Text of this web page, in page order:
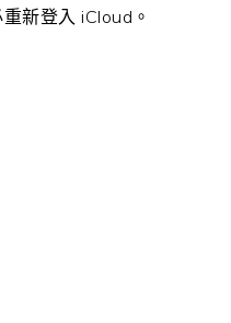
新登入 iCloud。